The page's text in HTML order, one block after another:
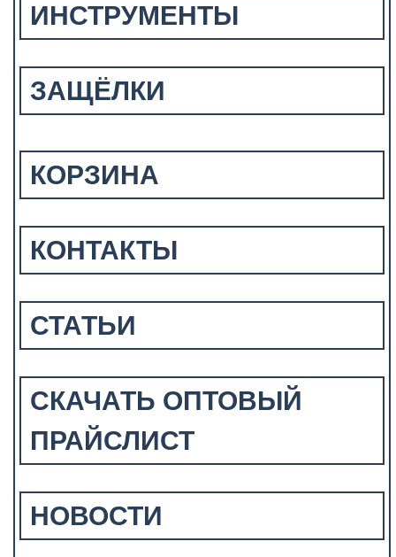
ИНСТРУМЕНТЫ
ЗАЩЁЛКИ
КОРЗИНА
КОНТАКТЫ
СТАТЬИ
СКАЧАТЬ ОПТОВЫЙ
ПРАЙСЛИСТ
НОВОСТИ